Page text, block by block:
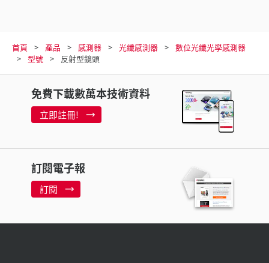
首頁 產品 感測器 光纖感測器
數位光纖光學感測器
型號
反射型鏡頭
免費下載數萬本技術資料
立即註冊!
訂閱電子報
訂閱